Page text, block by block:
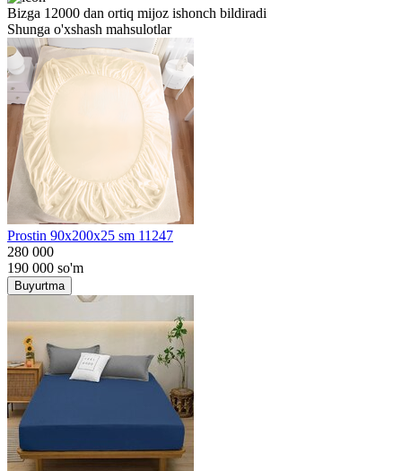
Bizga 12000 dan ortiq mijoz ishonch bildiradi
Shunga o'xshash mahsulotlar
Prostin 90x200x25 sm 11247
280 000
190 000 so'm
Buyurtma